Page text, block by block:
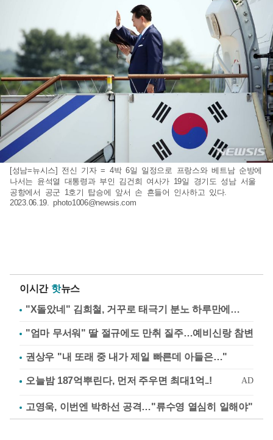
[성남=뉴시스] 전신 기자 = 4박 6일 일정으로 프랑스와 베트남 순방에
나서는 윤석열 대통령과 부인 김건희 여사가 19일 경기도 성남 서울
공항에서 공군 1호기 탑승에 앞서 손 흔들어 인사하고 있다.
2023.06.19.photo1006@newsis.com
이시간 핫뉴스
"X돌았네" 김희철, 거꾸로 태극기 분노 하루만에…
"엄마 무서워" 딸 절규에도 만취 질주…예비신랑 참변
권상우 "내 또래 중 내가 제일 빠른데 아들은…"
고영욱, 이번엔 박하선 공격…"류수영 열심히 일해야"